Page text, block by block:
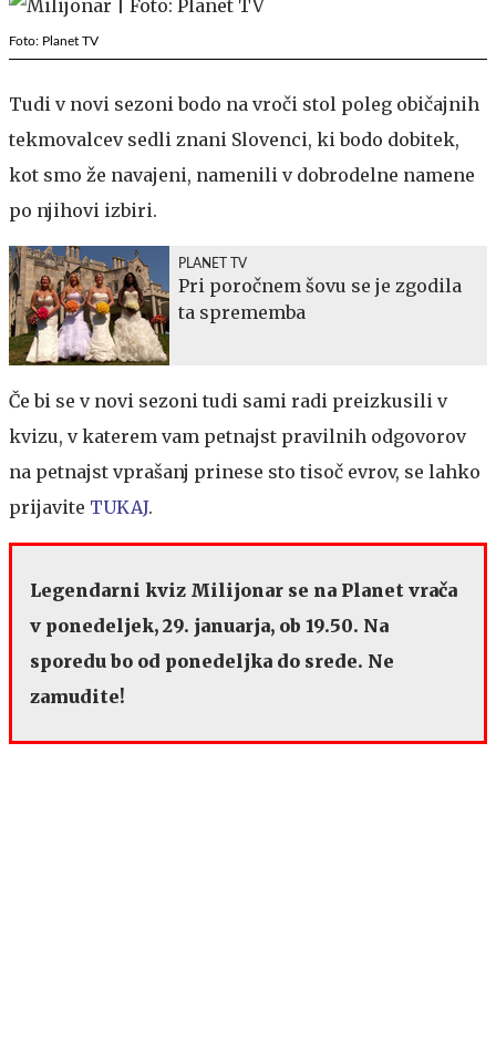
Foto: Planet TV
Tudi v novi sezoni bodo na vroči stol poleg običajnih
tekmovalcev sedli znani Slovenci, ki bodo dobitek,
kot smo že navajeni, namenili v dobrodelne namene
po njihovi izbiri.
PLANET TV
Pri poročnem šovu se je zgodila
ta sprememba
Če bi se v novi sezoni tudi sami radi preizkusili v
kvizu, v katerem vam petnajst pravilnih odgovorov
na petnajst vprašanj prinese sto tisoč evrov, se lahko
prijavite TUKAJ.
Legendarni kviz Milijonar se na Planet vrača
v ponedeljek, 29. januarja, ob 19.50. Na
sporedu bo od ponedeljka do srede. Ne
zamudite!